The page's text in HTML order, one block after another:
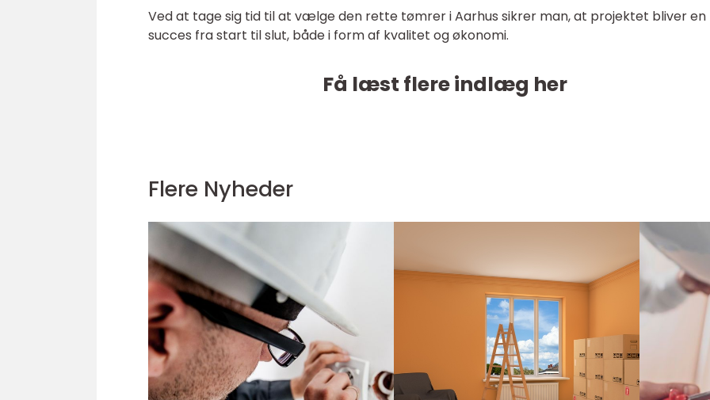
Ved at tage sig tid til at vælge den rette tømrer i Aarhus sikrer man, at projektet bliver en
succes fra start til slut, både i form af kvalitet og økonomi.
Få læst flere indlæg her
Flere Nyheder